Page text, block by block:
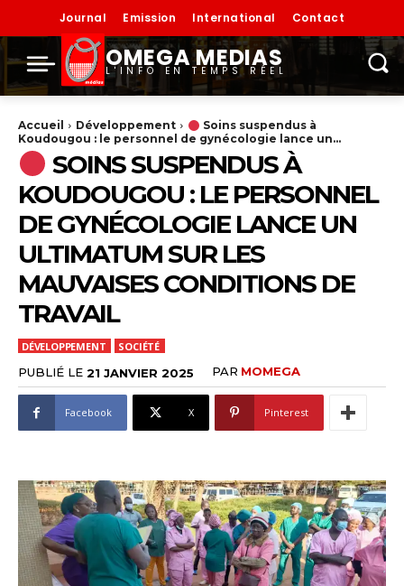
Journal Emission International Contact
OMEGA MEDIAS
L'INFO EN TEMPS RÉEL
Accueil Développement
Soins suspendus à
Koudougou : le personnel de gynécologie lance un...
SOINS SUSPENDUS À
KOUDOUGOU : LE PERSONNEL
DE GYNÉCOLOGIE LANCE UN
ULTIMATUM SUR LES
MAUVAISES CONDITIONS DE
TRAVAIL
DÉVELOPPEMENT SOCIÉTÉ
PUBLIÉ LE 21 JANVIER 2025 PAR MOMEGA
Facebook X Pinterest